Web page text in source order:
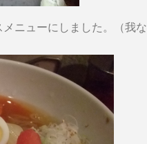
ニューにしました。（我